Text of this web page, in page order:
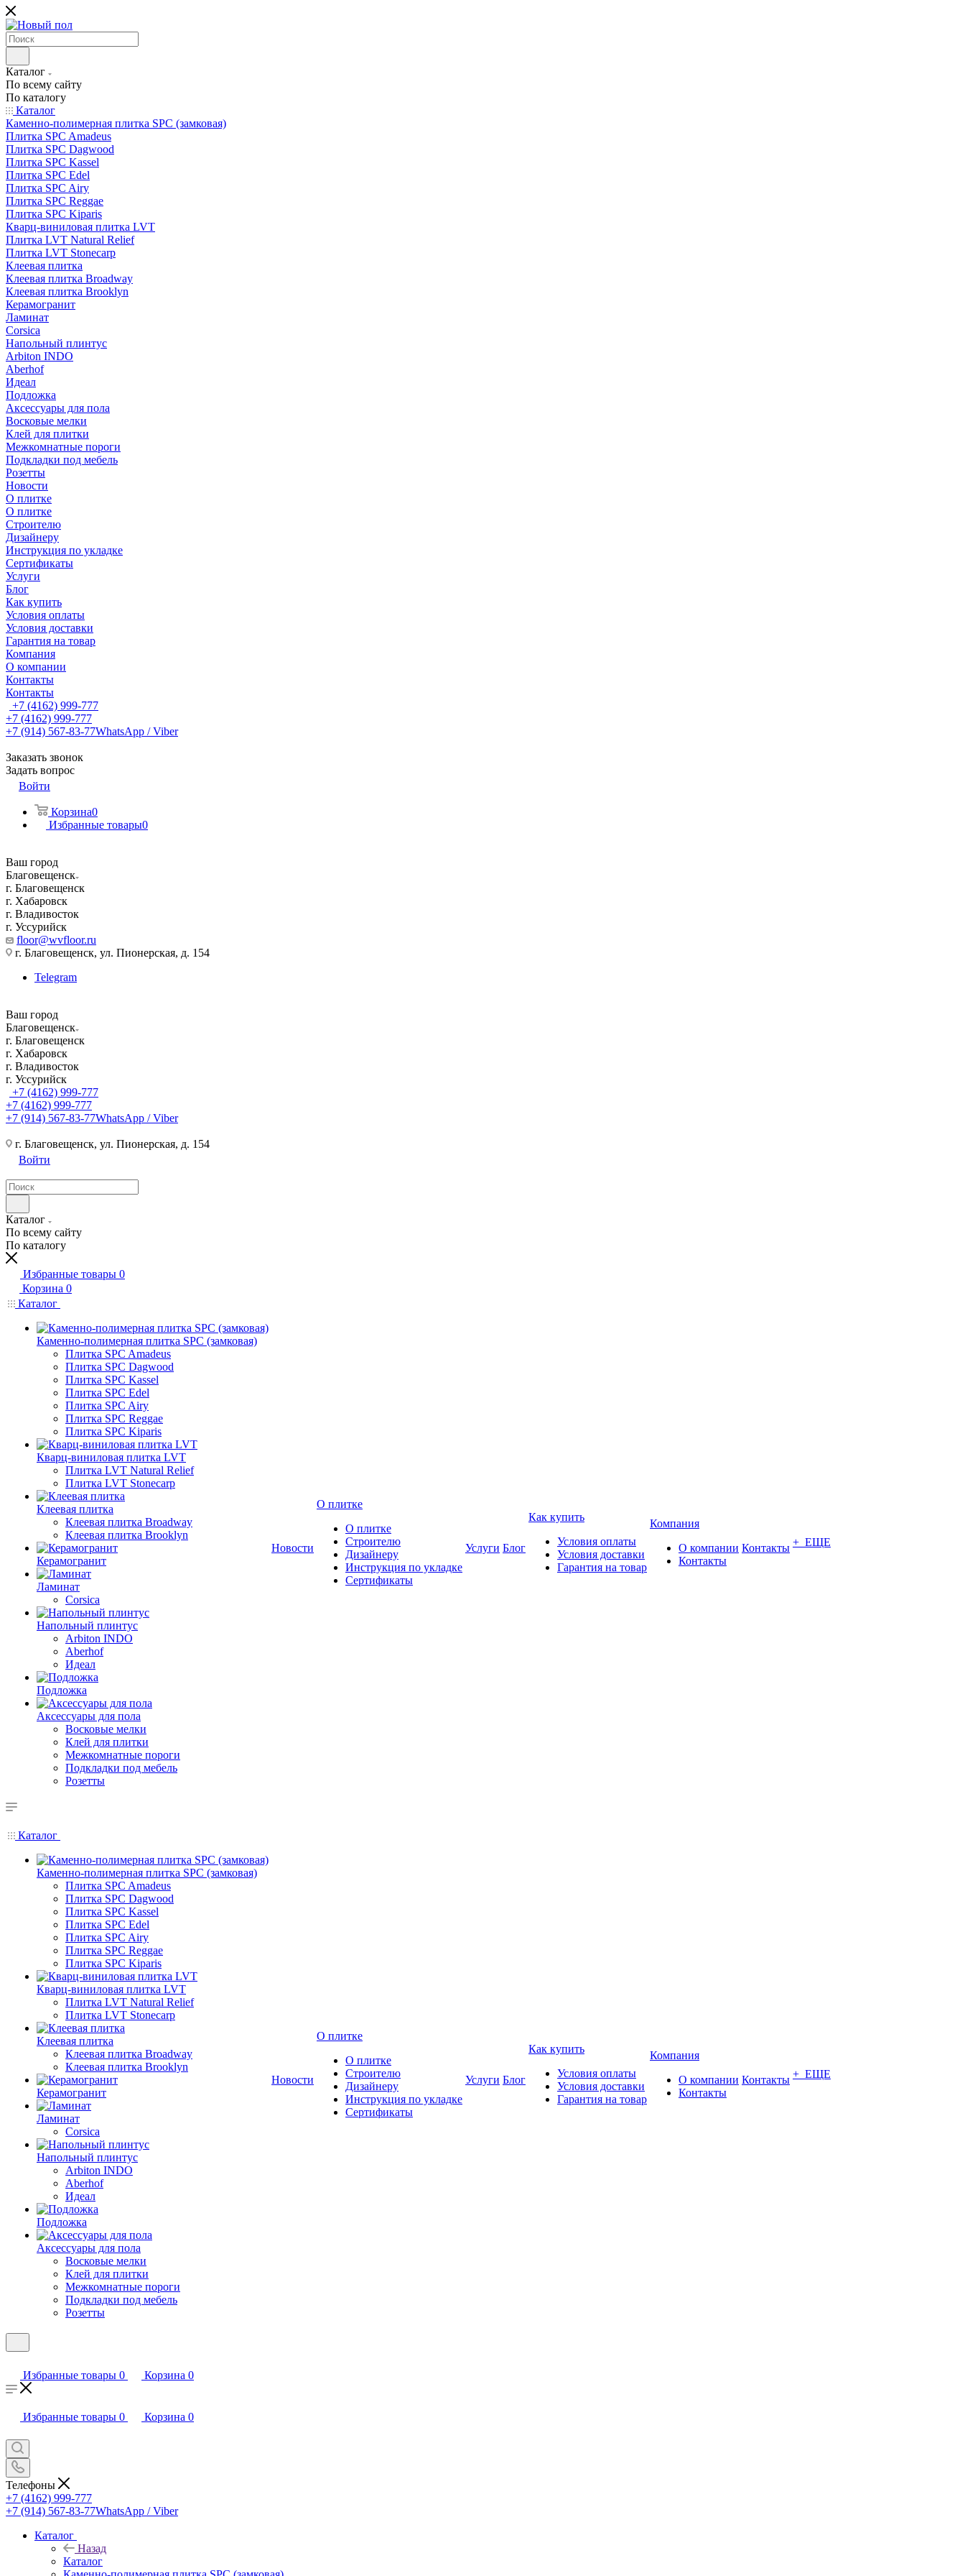
Каталог
По всему сайту
По каталогу
Каталог
Каменно-полимерная плитка SPC (замковая)
Плитка SPC Amadeus
Плитка SPC Dagwood
Плитка SPC Kassel
Плитка SPC Edel
Плитка SPC Airy
Плитка SPC Reggae
Плитка SPC Kiparis
Кварц-виниловая плитка LVT
Плитка LVT Natural Relief
Плитка LVT Stonecarp
Клеевая плитка
Клеевая плитка Broadway
Клеевая плитка Brooklyn
Керамогранит
Ламинат
Corsica
Напольный плинтус
Arbiton INDO
Aberhof
Идеал
Подложка
Аксессуары для пола
Восковые мелки
Клей для плитки
Межкомнатные пороги
Подкладки под мебель
Розетты
Новости
О плитке
О плитке
Строителю
Дизайнеру
Инструкция по укладке
Сертификаты
Услуги
Блог
Как купить
Условия оплаты
Условия доставки
Гарантия на товар
Компания
О компании
Контакты
Контакты
+7 (4162) 999-777
+7 (4162) 999-777
+7 (914) 567-83-77WhatsApp / Viber
Заказать звонок
Задать вопрос
Войти
Корзина0
Избранные товары0
Ваш город
Благовещенск
г. Благовещенск
г. Хабаровск
г. Владивосток
г. Уссурийск
floor@wvfloor.ru
г. Благовещенск, ул. Пионерская, д. 154
Telegram
Ваш город
Благовещенск
г. Благовещенск
г. Хабаровск
г. Владивосток
г. Уссурийск
+7 (4162) 999-777
+7 (4162) 999-777
+7 (914) 567-83-77WhatsApp / Viber
г. Благовещенск, ул. Пионерская, д. 154
Войти
Каталог
По всему сайту
По каталогу
Избранные товары 0
Корзина 0
Каталог
Каменно-полимерная плитка SPC (замковая)
Плитка SPC Amadeus
Плитка SPC Dagwood
Плитка SPC Kassel
Плитка SPC Edel
Плитка SPC Airy
Плитка SPC Reggae
Плитка SPC Kiparis
Кварц-виниловая плитка LVT
Плитка LVT Natural Relief
Плитка LVT Stonecarp
Клеевая плитка
Клеевая плитка Broadway
Клеевая плитка Brooklyn
Керамогранит
Ламинат
Corsica
Напольный плинтус
Arbiton INDO
Aberhof
Идеал
Подложка
Аксессуары для пола
Восковые мелки
Клей для плитки
Межкомнатные пороги
Подкладки под мебель
Розетты
Новости
О плитке
О плитке
Строителю
Дизайнеру
Инструкция по укладке
Сертификаты
Услуги Блог
Как купить
Условия оплаты
Условия доставки
Гарантия на товар
Компания
О компании
Контакты
Контакты + ЕЩЕ
Каталог
Каменно-полимерная плитка SPC (замковая)
Плитка SPC Amadeus
Плитка SPC Dagwood
Плитка SPC Kassel
Плитка SPC Edel
Плитка SPC Airy
Плитка SPC Reggae
Плитка SPC Kiparis
Кварц-виниловая плитка LVT
Плитка LVT Natural Relief
Плитка LVT Stonecarp
Клеевая плитка
Клеевая плитка Broadway
Клеевая плитка Brooklyn
Керамогранит
Ламинат
Corsica
Напольный плинтус
Arbiton INDO
Aberhof
Идеал
Подложка
Аксессуары для пола
Восковые мелки
Клей для плитки
Межкомнатные пороги
Подкладки под мебель
Розетты
Новости
О плитке
О плитке
Строителю
Дизайнеру
Инструкция по укладке
Сертификаты
Услуги Блог
Как купить
Условия оплаты
Условия доставки
Гарантия на товар
Компания
О компании
Контакты
Контакты + ЕЩЕ
Избранные товары 0 Корзина 0
Избранные товары 0 Корзина 0
Телефоны
+7 (4162) 999-777
+7 (914) 567-83-77WhatsApp / Viber
Каталог
Назад
Каталог